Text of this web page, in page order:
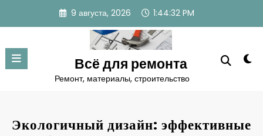
содержимому
9 августа, 2026 1:44:33 PM
Всё для ремонта
Ремонт, материалы, строительство
Экологичный дизайн: эффективные